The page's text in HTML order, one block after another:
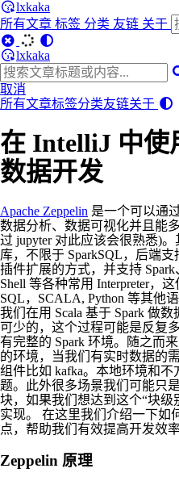
lxkaka
所有文章 标签 分类 友链 关于
lxkaka
取消
所有文章标签分类友链关于
在 IntelliJ 中使
数据开发
Apache Zeppelin 是一个可以通
数据分析、数据可视化并且能
过 jupyter 对此应该会很熟悉)
库，不限于 SparkSQL，后端
插件扩展的方式，并支持 Spark
Shell 等各种常用 Interpreter，
SQL，SCALA, Python 等其他
我们在用 Scala 基于 Spark 做
可少的，这个过程可能是反复
有完整的 Spark 环境。随之而
的环境，当我们有实时数据的
组件比如 kafka。本地环境和
题。此外很多场景我们可能只
块，如果我们想达到这个“块
实现。 在这里我们介绍一下如
点，帮助我们有效提高开发效率
Zeppelin 原理